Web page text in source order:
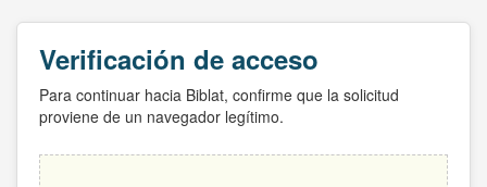
Verificación de acceso
Para continuar hacia Biblat, confirme que la solicitud
proviene de un navegador legítimo.